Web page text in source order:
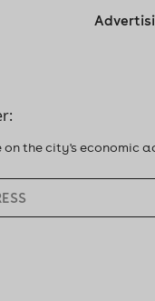
on the city's economic